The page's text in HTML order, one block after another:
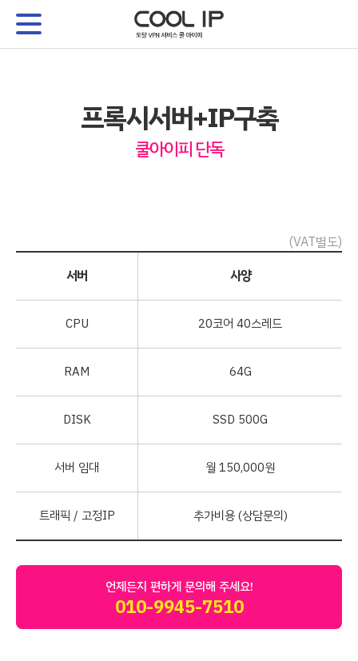
프록시서버+IP구축
쿨아이피 단독
(VAT별도)
서버
사양
CPU 20코어 40스레드
RAM 64G
DISK SSD 500G
서버 임대 월 150,000원
트래픽 / 고정IP 추가비용 (상담문의)
언제든지 편하게 문의해 주세요!
010-9945-7510